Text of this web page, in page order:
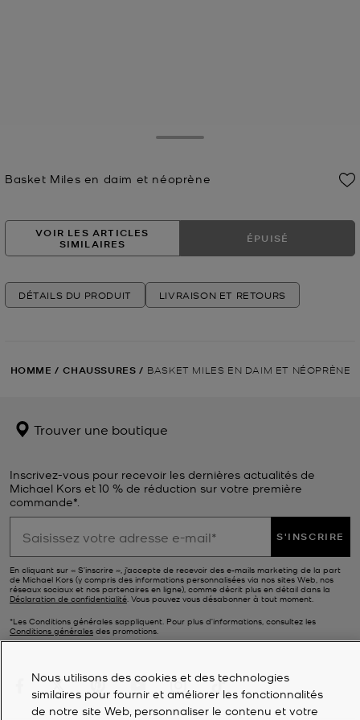
Basket Miles en daim et néoprène
VOIR LES ARTICLES
SIMILAIRES
ÉPUISÉ
DÉTAILS DU PRODUIT LIVRAISON ET RETOURS
HOMME / CHAUSSURES / BASKET MILES EN DAIM ET NÉOPRÈNE
Trouver une boutique
Inscrivez-vous pour recevoir les dernières actualités de
Michael Kors et 10 % de réduction sur votre première
commande*.
S'INSCRIRE
En cliquant sur « S’inscrire », j’accepte de recevoir des e-mails marketing de la part
de Michael Kors (y compris des informations personnalisées via nos sites Web, nos
réseaux sociaux et nos partenaires en ligne), comme décrit plus en détail dans la
Déclaration de confidentialité. Vous pouvez vous désabonner à tout moment.
*Les Conditions générales sappliquent. Pour plus d’informations, consultez les
Conditions générales des promotions.
Nous utilisons des cookies et des technologies
similaires pour fournir et améliorer les fonctionnalités
de notre site Web, personnaliser le contenu et votre